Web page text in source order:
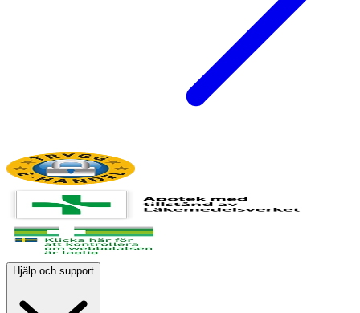
Hjälp och support